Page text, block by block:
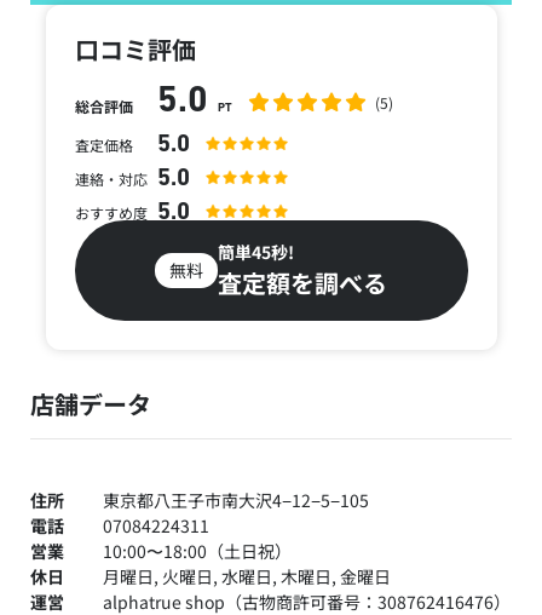
口コミ評価
総合評価 5.0 PT (5)
査定価格
連絡・対応
おすすめ度
5.0
5.0
5.0
無料
簡単45秒!
査定額を調べる
店舗データ
住所
東京都八王子市南大沢4−12−5−105
電話
07084224311
営業
10:00〜18:00（土日祝）
休日
月曜日, 火曜日, 水曜日, 木曜日, 金曜日
運営
alphatrue shop（古物商許可番号：308762416476）